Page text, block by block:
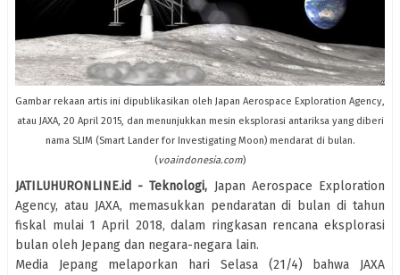
Gambar rekaan artis ini dipublikasikan oleh Japan Aerospace Exploration Agency,
atau JAXA, 20 April 2015, dan menunjukkan mesin eksplorasi antariksa yang diberi
nama SLIM (Smart Lander for Investigating Moon) mendarat di bulan.
(voaindonesia.com)
JATILUHURONLINE.id - Teknologi, Japan Aerospace Exploration
Agency, atau JAXA, memasukkan pendaratan di bulan di tahun
fiskal mulai 1 April 2018, dalam ringkasan rencana eksplorasi
bulan oleh Jepang dan negara-negara lain.
Media Jepang melaporkan hari Selasa (21/4) bahwa JAXA